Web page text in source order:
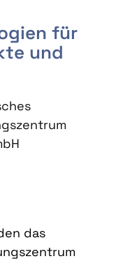
für
und
das